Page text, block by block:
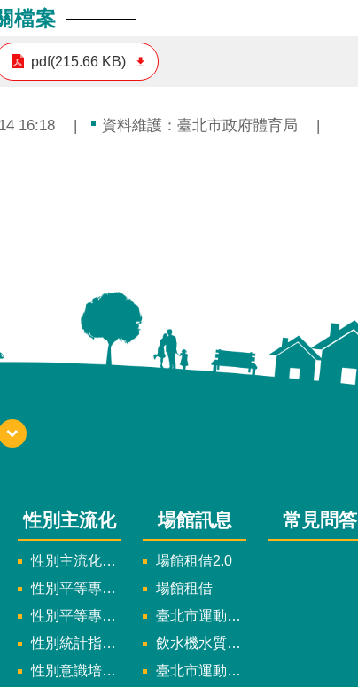
檔案
pdf(215.66 KB)
16:18 資料維護：臺北市政府體育局
性別主流化
性別主流化實施計畫暨細部計畫
性別平等專案小組委員名單
性別平等專案小組會議紀錄
性別統計指標及項目
性別意識培力、統計分析案、影響評估案
場館訊息
場館租借2.0
場館租借
臺北市運動中心
飲水機水質檢驗報告
臺北市運動中心預約系統
常見問答